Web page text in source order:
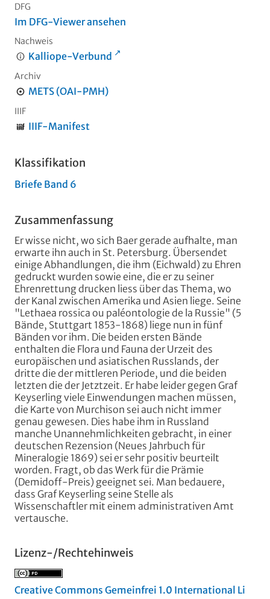
DFG
Im DFG-Viewer ansehen
Nachweis
Kalliope-Verbund
Archiv
METS (OAI-PMH)
IIIF
IIIF-Manifest
Klassifikation
Briefe Band 6
Zusammenfassung
Er wisse nicht, wo sich Baer gerade aufhalte, man
erwarte ihn auch in St. Petersburg. Übersendet
einige Abhandlungen, die ihm (Eichwald) zu Ehren
gedruckt wurden sowie eine, die er zu seiner
Ehrenrettung drucken liess über das Thema, wo
der Kanal zwischen Amerika und Asien liege. Seine
"Lethaea rossica ou paléontologie de la Russie" (5
Bände, Stuttgart 1853-1868) liege nun in fünf
Bänden vor ihm. Die beiden ersten Bände
enthalten die Flora und Fauna der Urzeit des
europäischen und asiatischen Russlands, der
dritte die der mittleren Periode, und die beiden
letzten die der Jetztzeit. Er habe leider gegen Graf
Keyserling viele Einwendungen machen müssen,
die Karte von Murchison sei auch nicht immer
genau gewesen. Dies habe ihm in Russland
manche Unannehmlichkeiten gebracht, in einer
deutschen Rezension (Neues Jahrbuch für
Mineralogie 1869) sei er sehr positiv beurteilt
worden. Fragt, ob das Werk für die Prämie
(Demidoff-Preis) geeignet sei. Man bedauere,
dass Graf Keyserling seine Stelle als
Wissenschaftler mit einem administrativen Amt
vertausche.
Lizenz-/Rechtehinweis
Creative Commons Gemeinfrei 1.0 International Li